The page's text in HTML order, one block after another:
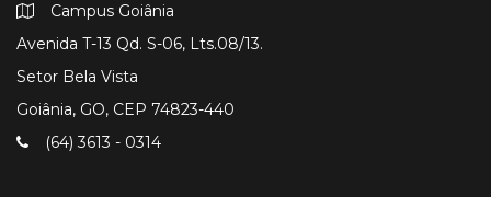
Campus Goiânia
Avenida T-13 Qd. S-06, Lts.08/13.
Setor Bela Vista
Goiânia, GO, CEP 74823-440
(64) 3613 - 0314